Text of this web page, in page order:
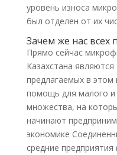
уровень износа
был отделен от их
Зачем же нас всех
Прямо сейчас
Казахстана
предлагаемых в этом
помощь для малого и
множества, на
начинают
экономике
средние